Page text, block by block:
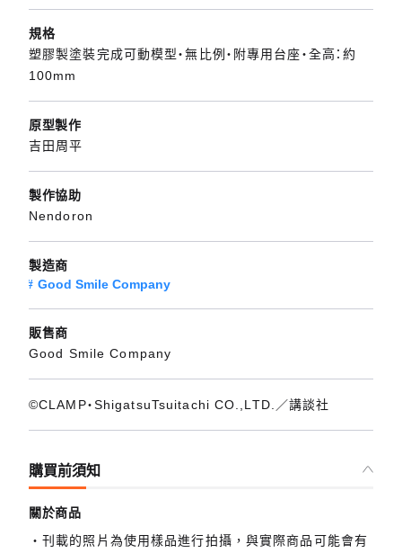
規格
塑膠製塗裝完成可動模型・無比例・附專用台座・全高：約
100mm
原型製作
吉田周平
製作協助
Nendoron
製造商
Good Smile Company
販售商
Good Smile Company
©CLAMP・ShigatsuTsuitachi CO.,LTD.／講談社
購買前須知
關於商品
刊載的照片為使用樣品進行拍攝，與實際商品可能會有